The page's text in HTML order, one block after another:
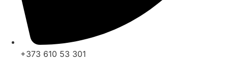
+373 610 53 301